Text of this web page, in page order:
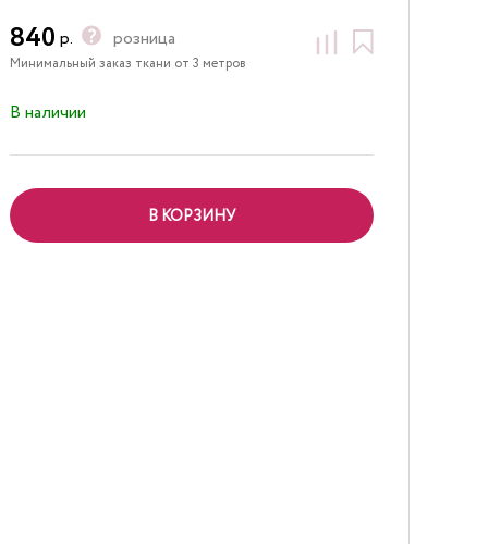
840 р. розница
Минимальный заказ ткани от 3 метров
В наличии
В КОРЗИНУ